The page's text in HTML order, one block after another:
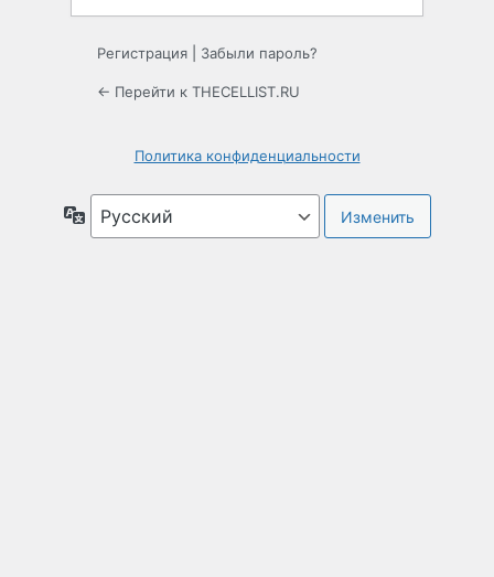
Регистрация Забыли пароль?
← Перейти к THECELLIST.RU
Политика конфиденциальности
Язык